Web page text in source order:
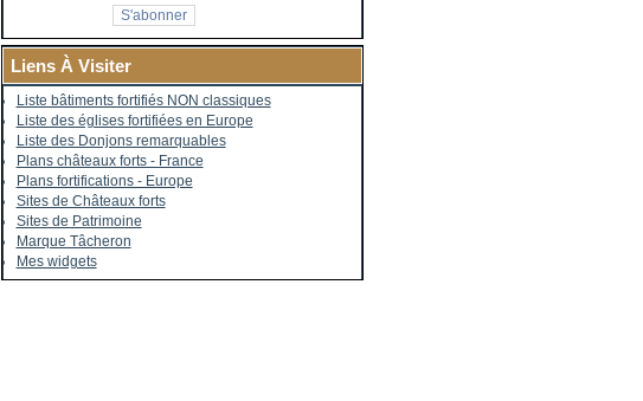
Liens À Visiter
Liste bâtiments fortifiés NON classiques
Liste des églises fortifiées en Europe
Liste des Donjons remarquables
Plans châteaux forts - France
Plans fortifications - Europe
Sites de Châteaux forts
Sites de Patrimoine
Marque Tâcheron
Mes widgets